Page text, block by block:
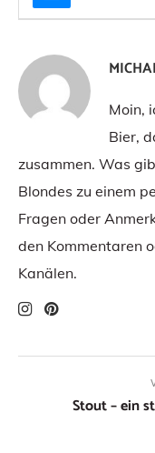
Moin,
Bier,
zusammen. Was
Blondes zu einem
Fragen oder
den Kommentaren
Kanälen.
Stout – ein